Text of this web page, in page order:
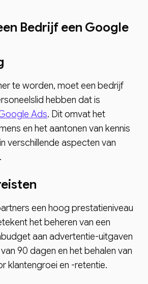
Bedrijf een Google
te worden, moet een bedrijf
hebben dat is
Ads. Dit omvat het
en het aantonen van kennis
verschillende aspecten van
een hoog prestatieniveau
het beheren van een
aan advertentie-uitgaven
90 dagen en het behalen van
klantengroei en -retentie.